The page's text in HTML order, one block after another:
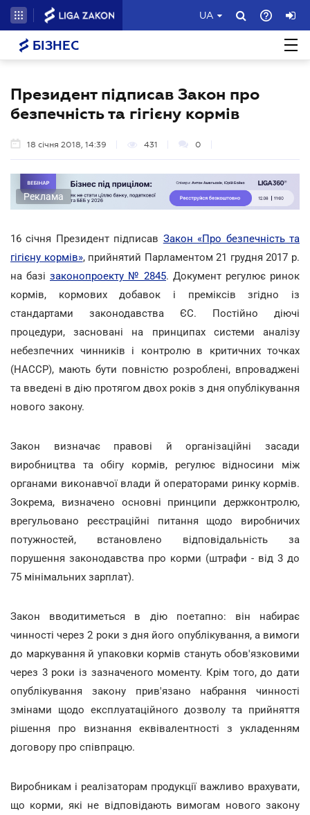
UA
БІЗНЕС
Президент підписав Закон про
безпечність та гігієну кормів
18 січня 2018, 14:39 431 0
Реклама
16 січня Президент підписав Закон «Про безпечність та
гігієну кормів», прийнятий Парламентом 21 грудня 2017 р.
на базі законопроекту № 2845. Документ регулює ринок
кормів, кормових добавок і преміксів згідно із
стандартами законодавства ЄС. Постійно діючі
процедури, засновані на принципах системи аналізу
небезпечних чинників і контролю в критичних точках
(НАССР), мають бути повністю розроблені, впроваджені
та введені в дію протягом двох років з дня опублікування
нового закону.
Закон визначає правові й організаційні засади
виробництва та обігу кормів, регулює відносини між
органами виконавчої влади й операторами ринку кормів.
Зокрема, визначено основні принципи держконтролю,
врегульовано реєстраційні питання щодо виробничих
потужностей, встановлено відповідальність за
порушення законодавства про корми (штрафи - від 3 до
75 мінімальних зарплат).
Закон вводитиметься в дію поетапно: він набирає
чинності через 2 роки з дня його опублікування, а вимоги
до маркування й упаковки кормів стануть обов'язковими
через 3 роки із зазначеного моменту. Крім того, до дати
опублікування закону прив'язано набрання чинності
змінами щодо експлуатаційного дозволу та прийняття
рішення про визнання еквівалентності з укладенням
договору про співпрацю.
Виробникам і реалізаторам продукції важливо врахувати,
що корми, які не відповідають вимогам нового закону